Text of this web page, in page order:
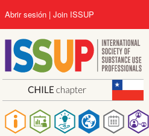
al
contenido
principal
Main
navigation
User
account
menu
Abrir sesión Join ISSUP